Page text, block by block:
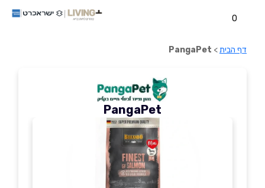
0
דף הבית>
PangaPet
PangaPet